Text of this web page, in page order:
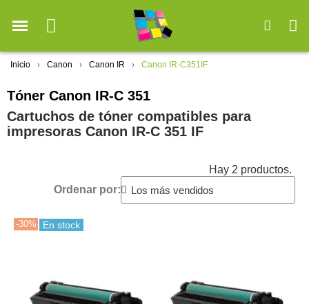
Inicio Canon Canon IR Canon IR-C351IF
Tóner Canon IR-C 351
Cartuchos de tóner compatibles para
impresoras Canon IR-C 351 IF
Hay 2 productos.
Ordenar por:
-30% En stock